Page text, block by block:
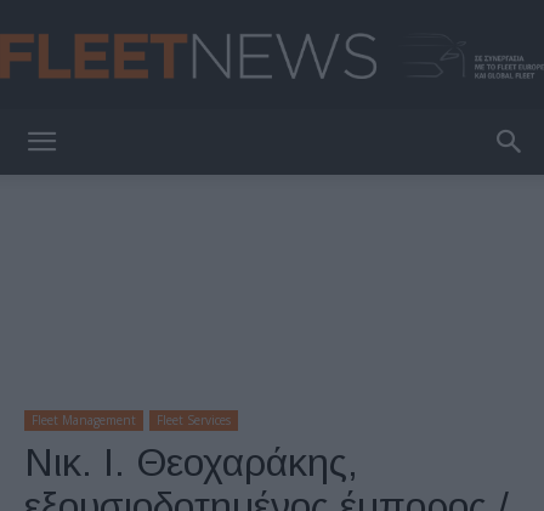
Fleet Management Fleet Services
Νικ. Ι. Θεοχαράκης,